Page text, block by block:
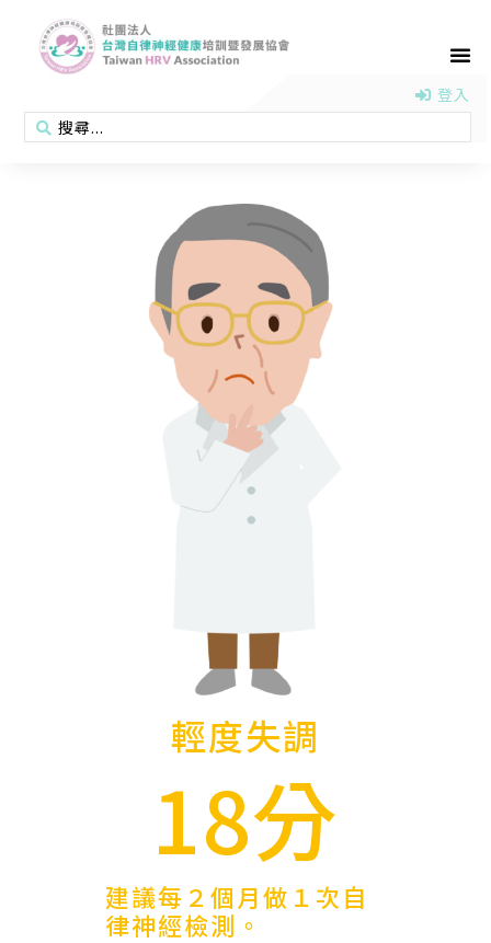
登入
輕度失調
18分
建議每２個月做１次自
律神經檢測。